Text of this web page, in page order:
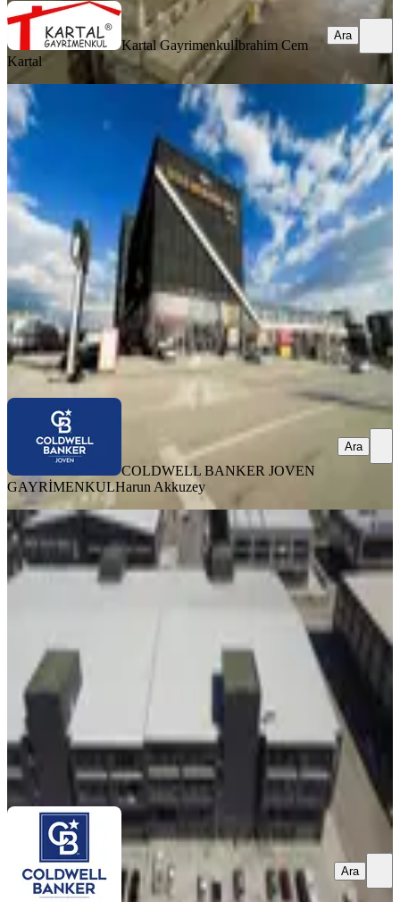
Kartal Gayrimenkulİbrahim Cem
Kartal
Ara
İvedik Osb Köşe İvedik Plazada Yapılı
Kiracılı Satılık İşyeri
Yenimahalle, İvedikosb Mahallesi
5+ Oda
·1400 m²·Düz Giriş (Zemin)
27.05.2026
61.000.000 ₺
COLDWELL BANKER JOVEN GAYRİMENKULHarun
Akkuzey
Ara
COLDWELL BANKER JOVEN
GAYRİMENKULHarun Akkuzey
Ara
İvedik Ostim, Asansörlü, Gökçek
Bulvarı Paraleli Satılık Dükkan
Yenimahalle, İvedikosb Mahallesi
Düz Giriş (Zemin) ·
Coldwell Banker Premium Gayrimenkul Murat Kızılateş
Ara
Ara